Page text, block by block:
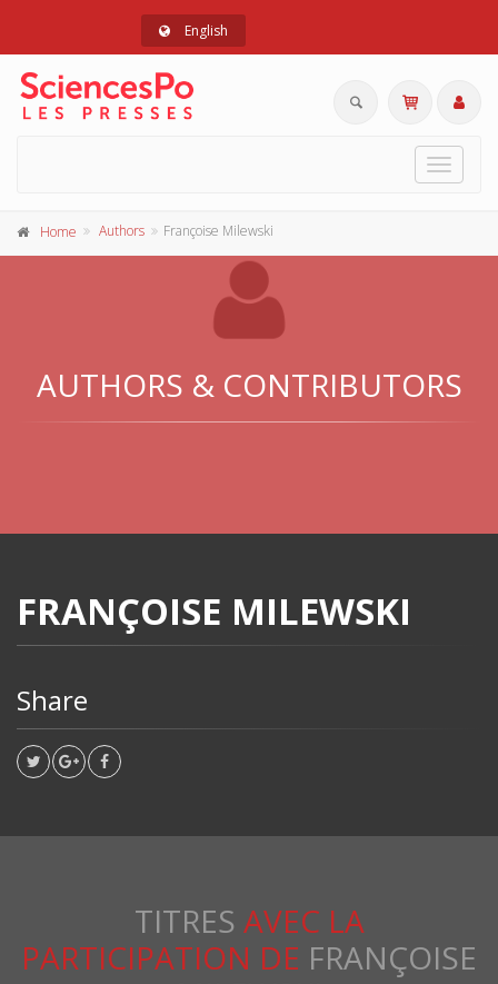
English
Toggle
Home Authors Françoise Milewski
AUTHORS & CONTRIBUTORS
FRANÇOISE MILEWSKI
Share
TITRES AVEC LA
PARTICIPATION DE FRANÇOISE